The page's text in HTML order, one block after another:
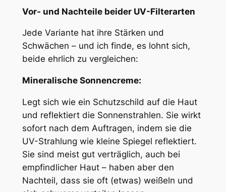
Vor- und Nachteile beider UV-Filterarten
Jede Variante hat ihre Stärken und
Schwächen – und ich finde, es lohnt sich,
beide ehrlich zu vergleichen:
Mineralische Sonnencreme:
Legt sich wie ein Schutzschild auf die Haut
und reflektiert die Sonnenstrahlen. Sie wirkt
sofort nach dem Auftragen, indem sie die
UV-Strahlung wie kleine Spiegel reflektiert.
Sie sind meist gut verträglich, auch bei
empfindlicher Haut – haben aber den
Nachteil, dass sie oft (etwas) weißeln und